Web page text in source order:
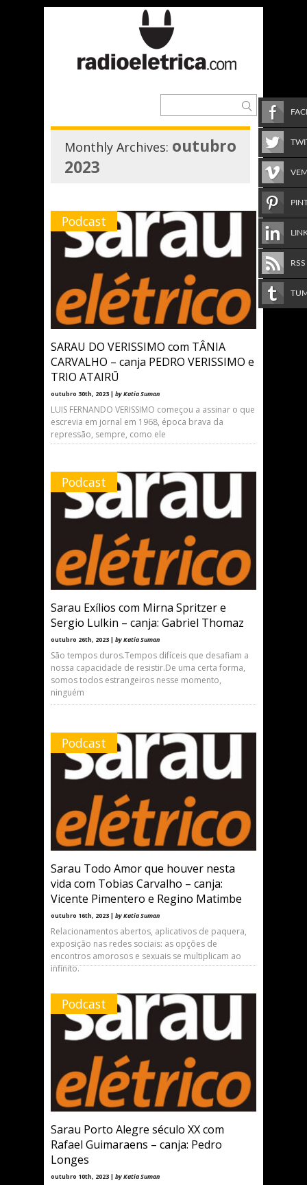
Monthly Archives: outubro
2023
Podcast
SARAU DO VERISSIMO com TÂNIA
CARVALHO – canja PEDRO VERISSIMO e
TRIO ATAIRŪ
outubro 30th, 2023 | by Katia Suman
LUIS FERNANDO VERISSIMO começou a assinar o que
escrevia em jornal em 1968, época brava da
repressão, sempre, como ele
Podcast
Sarau Exílios com Mirna Spritzer e
Sergio Lulkin – canja: Gabriel Thomaz
outubro 26th, 2023 | by Katia Suman
São tempos duros.Tempos difíceis que desafiam a
nossa capacidade de resistir.De uma certa forma,
somos todos estrangeiros nesse momento,
ninguém
Podcast
Sarau Todo Amor que houver nesta
vida com Tobias Carvalho – canja:
Vicente Pimentero e Regino Matimbe
outubro 16th, 2023 | by Katia Suman
Relacionamentos abertos, aplicativos de paquera,
exposição nas redes sociais: as opções de
encontros amorosos e sexuais se multiplicam ao
infinito.
Podcast
Sarau Porto Alegre século XX com
Rafael Guimaraens – canja: Pedro
Longes
outubro 10th, 2023 | by Katia Suman
RSS